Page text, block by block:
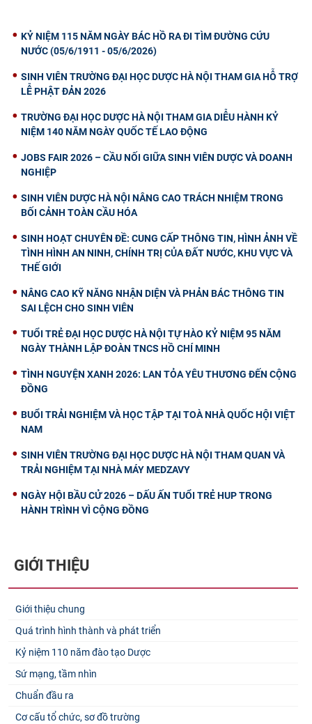
KỶ NIỆM 115 NĂM NGÀY BÁC HỒ RA ĐI TÌM ĐƯỜNG CỨU
NƯỚC (05/6/1911 - 05/6/2026)
SINH VIÊN TRƯỜNG ĐẠI HỌC DƯỢC HÀ NỘI THAM GIA HỖ TRỢ
LỄ PHẬT ĐẢN 2026
TRƯỜNG ĐẠI HỌC DƯỢC HÀ NỘI THAM GIA DIỄU HÀNH KỶ
NIỆM 140 NĂM NGÀY QUỐC TẾ LAO ĐỘNG
JOBS FAIR 2026 – CẦU NỐI GIỮA SINH VIÊN DƯỢC VÀ DOANH
NGHIỆP
SINH VIÊN DƯỢC HÀ NỘI NÂNG CAO TRÁCH NHIỆM TRONG
BỐI CẢNH TOÀN CẦU HÓA
SINH HOẠT CHUYÊN ĐỀ: CUNG CẤP THÔNG TIN, HÌNH ẢNH VỀ
TÌNH HÌNH AN NINH, CHÍNH TRỊ CỦA ĐẤT NƯỚC, KHU VỰC VÀ
THẾ GIỚI
NÂNG CAO KỸ NĂNG NHẬN DIỆN VÀ PHẢN BÁC THÔNG TIN
SAI LỆCH CHO SINH VIÊN
TUỔI TRẺ ĐẠI HỌC DƯỢC HÀ NỘI TỰ HÀO KỶ NIỆM 95 NĂM
NGÀY THÀNH LẬP ĐOÀN TNCS HỒ CHÍ MINH
TÌNH NGUYỆN XANH 2026: LAN TỎA YÊU THƯƠNG ĐẾN CỘNG
ĐỒNG
BUỔI TRẢI NGHIỆM VÀ HỌC TẬP TẠI TOÀ NHÀ QUỐC HỘI VIỆT
NAM
SINH VIÊN TRƯỜNG ĐẠI HỌC DƯỢC HÀ NỘI THAM QUAN VÀ
TRẢI NGHIỆM TẠI NHÀ MÁY MEDZAVY
NGÀY HỘI BẦU CỬ 2026 – DẤU ẤN TUỔI TRẺ HUP TRONG
HÀNH TRÌNH VÌ CỘNG ĐỒNG
GIỚI THIỆU
Giới thiệu chung
Quá trình hình thành và phát triển
Kỷ niệm 110 năm đào tạo Dược
Sứ mạng, tầm nhìn
Chuẩn đầu ra
Cơ cấu tổ chức, sơ đồ trường